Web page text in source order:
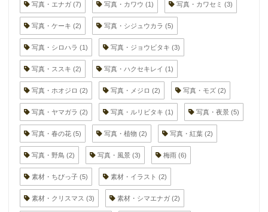
写真・エナガ (7) 写真・カワウ (1) 写真・カワセミ (3)
写真・ケーキ (2) 写真・シジュウカラ (5)
写真・シロハラ (1) 写真・ジョウビタキ (3)
写真・ススキ (2) 写真・ハクセキレイ (1)
写真・ホオジロ (2) 写真・メジロ (2) 写真・モズ (2)
写真・ヤマガラ (2) 写真・ルリビタキ (1) 写真・夜景 (5)
写真・春の花 (5) 写真・植物 (2) 写真・紅葉 (2)
写真・野鳥 (2) 写真・風景 (3) 梅雨 (6)
素材・ちびっ子 (5) 素材・イラスト (2)
素材・クリスマス (3) 素材・シマエナガ (2)